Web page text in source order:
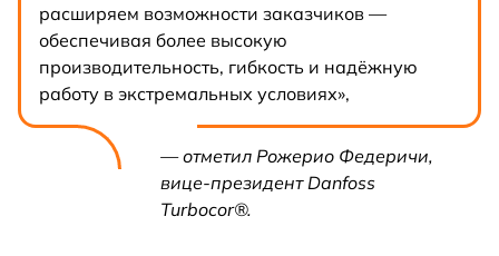
расширяем возможности заказчиков —
обеспечивая более высокую
производительность, гибкость и надёжную
работу в экстремальных условиях»,
— отметил Рожерио Федеричи,
вице-президент Danfoss
Turbocor®.